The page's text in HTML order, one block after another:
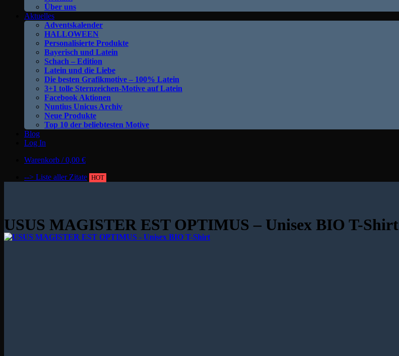
Über uns
Aktuelles
Adventskalender
HALLOWEEN
Personalisierte Produkte
Bayerisch und Latein
Schach – Edition
Latein und die Liebe
Die besten Grafikmotive – 100% Latein
3+1 tolle Sternzeichen-Motive auf Latein
Facebook Aktionen
Nuntius Unicus Archiv
Neue Produkte
Top 10 der beliebtesten Motive
Blog
Log In
Warenkorb /0,00 €
--> Liste aller Zitate HOT
USUS MAGISTER EST OPTIMUS – Unisex BIO T-Shirt